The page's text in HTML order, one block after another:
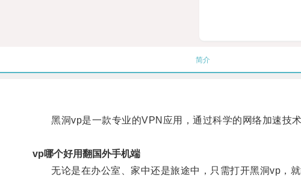
简介
黑洞vp是一款专业的VPN应用，通过科学的网络加速技术
vp哪个好用翻国外手机端
无论是在办公室、家中还是旅途中，只需打开黑洞vp，就